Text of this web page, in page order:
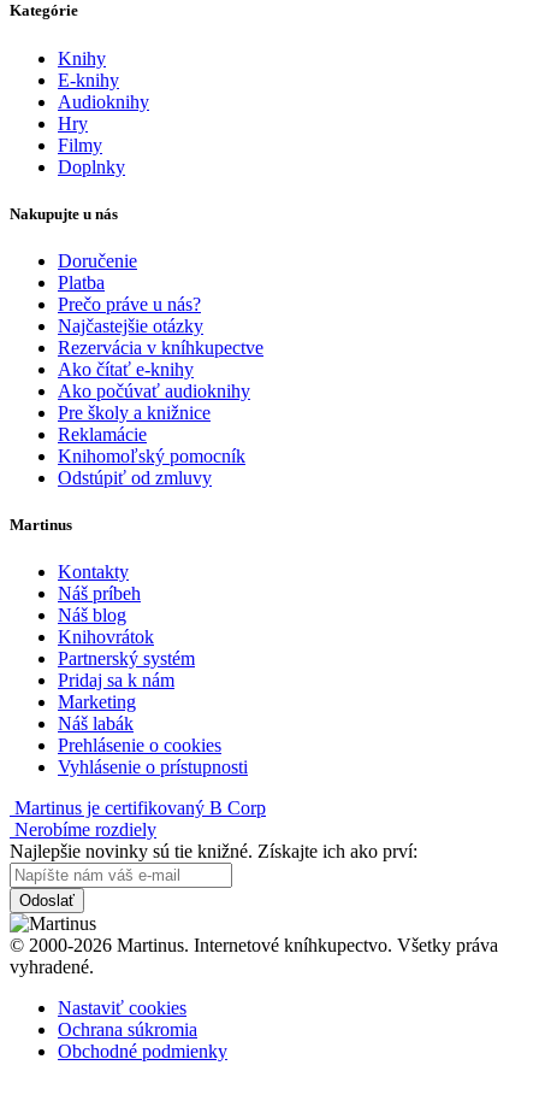
Kategórie
Knihy
E-knihy
Audioknihy
Hry
Filmy
Doplnky
Nakupujte u nás
Doručenie
Platba
Prečo práve u nás?
Najčastejšie otázky
Rezervácia v kníhkupectve
Ako čítať e-knihy
Ako počúvať audioknihy
Pre školy a knižnice
Reklamácie
Knihomoľský pomocník
Odstúpiť od zmluvy
Martinus
Kontakty
Náš príbeh
Náš blog
Knihovrátok
Partnerský systém
Pridaj sa k nám
Marketing
Náš labák
Prehlásenie o cookies
Vyhlásenie o prístupnosti
Martinus je certifikovaný B Corp
Nerobíme rozdiely
Najlepšie novinky sú tie knižné. Získajte ich ako prví:
Odoslať
© 2000-2026 Martinus. Internetové kníhkupectvo. Všetky práva
vyhradené.
Nastaviť cookies
Ochrana súkromia
Obchodné podmienky